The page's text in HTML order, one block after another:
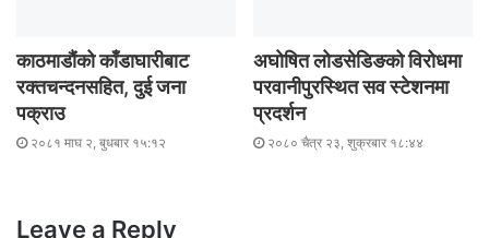
काठमाडौंको काँडाघारीबाट
रक्तचन्दनसहित, दुई जना
पक्राउ
२०८१ माघ २, बुधबार १५:१२
अघोषित लोडसेडिङको विरोधमा
परवानीपुरस्थित सव स्टेशनमा
प्रदर्शन
२०८० चैत्र २३, शुक्रबार १८:४४
Leave a Reply